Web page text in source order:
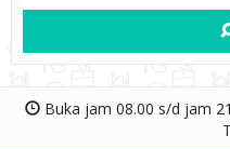
Buka jam 08.00 s/d jam